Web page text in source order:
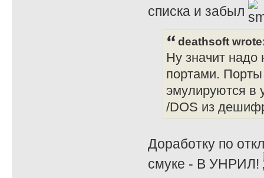
списка и забыл
deathsoft
Ну значит
портами.
эмулируются в
/DOS из
Доработку по
смуке - В УНРИЛ!